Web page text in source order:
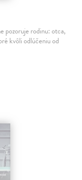
pozoruje rodinu: otca,
kvôli odlúčeniu od